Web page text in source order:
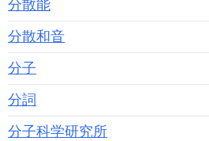
分散能
分散和音
分子
分詞
分子科学研究所